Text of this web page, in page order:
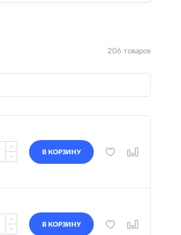
206 товаров
В КОРЗИНУ
В КОРЗИНУ